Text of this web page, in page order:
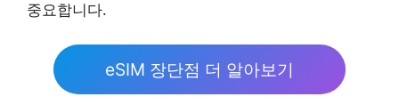
중요합니다.
eSIM 장단점 더 알아보기